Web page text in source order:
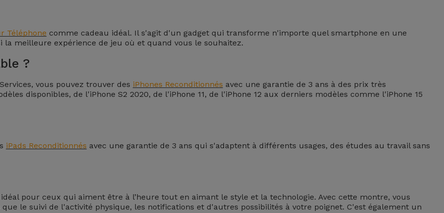
Téléphone comme cadeau idéal. Il s'agit d'un gadget qui transforme n'importe quel smartphone en une
meilleure expérience de jeu où et quand vous le souhaitez.
?
vous pouvez trouver des iPhones Reconditionnés avec une garantie de 3 ans à des prix très
disponibles, de l'iPhone S2 2020, de l'iPhone 11, de l'iPhone 12 aux derniers modèles comme l'iPhone 15
iPads Reconditionnés avec une garantie de 3 ans qui s'adaptent à différents usages, des études au travail sans
pour ceux qui aiment être à l’heure tout en aimant le style et la technologie. Avec cette montre, vous
le suivi de l'activité physique, les notifications et d'autres possibilités à votre poignet. C'est également un